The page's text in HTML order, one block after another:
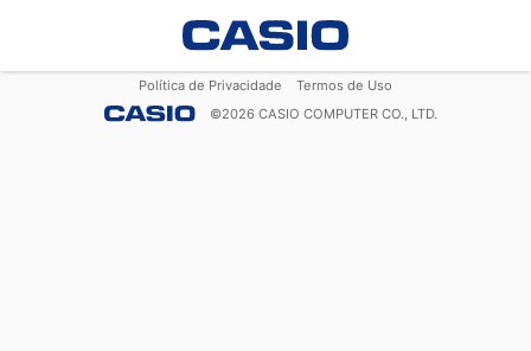
Política de Privacidade
Termos de Uso
©2026 CASIO COMPUTER CO., LTD.